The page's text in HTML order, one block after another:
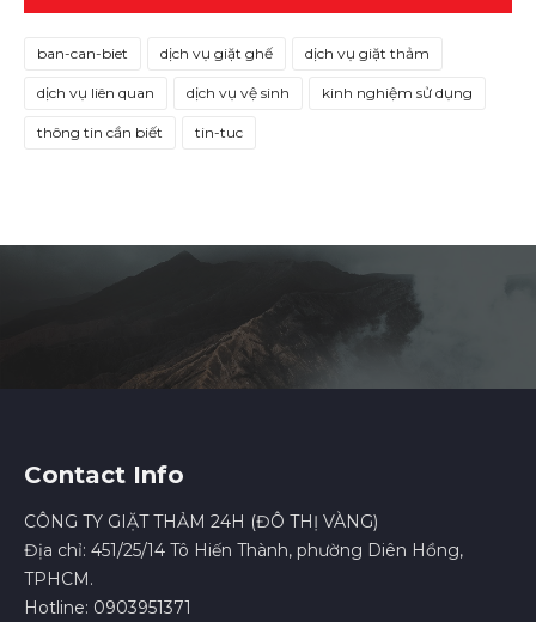
ban-can-biet dịch vụ giặt ghế dịch vụ giặt thảm
dịch vụ liên quan dịch vụ vệ sinh kinh nghiệm sử dụng
thông tin cần biết tin-tuc
Contact Info
CÔNG TY GIẶT THẢM 24H (ĐÔ THỊ VÀNG)
Địa chỉ: 451/25/14 Tô Hiến Thành, phường Diên Hồng,
TPHCM.
Hotline: 0903951371